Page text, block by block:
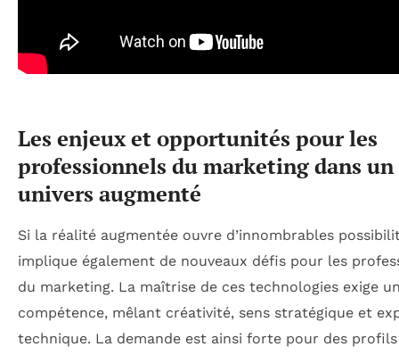
Les enjeux et opportunités pour les
professionnels du marketing dans un
univers augmenté
Si la réalité augmentée ouvre d’innombrables
implique également de nouveaux défis pour les
du marketing. La maîtrise de ces technologies exige
compétence, mêlant créativité, sens stratégique et
technique. La demande est ainsi forte pour des